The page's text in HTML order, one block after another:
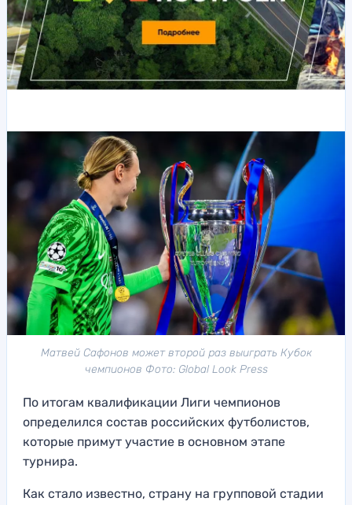
Матвей Сафонов может второй раз выиграть Кубок
чемпионов Фото: Global Look Press
По итогам квалификации Лиги чемпионов
определился состав российских футболистов,
которые примут участие в основном этапе
турнира.
Как стало известно, страну на групповой стадии